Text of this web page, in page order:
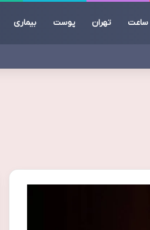
ساعت تهران پوست بیماری